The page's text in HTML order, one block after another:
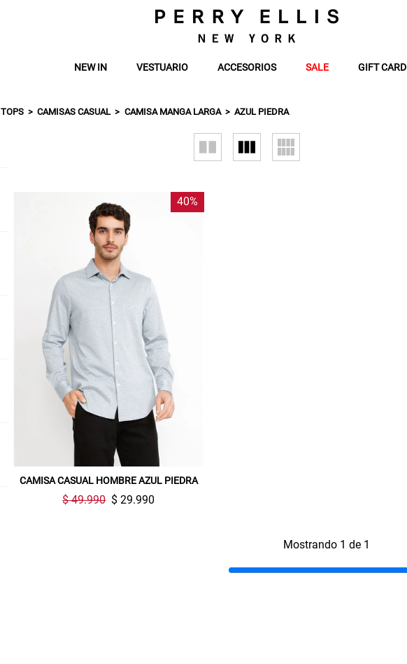
NEW IN VESTUARIO ACCESORIOS SALE GIFT CARD
TOPS CAMISAS CASUAL CAMISA MANGA LARGA AZUL PIEDRA
40%
CAMISA CASUAL HOMBRE AZUL PIEDRA
$ 49.990 $ 29.990
Mostrando 1 de 1